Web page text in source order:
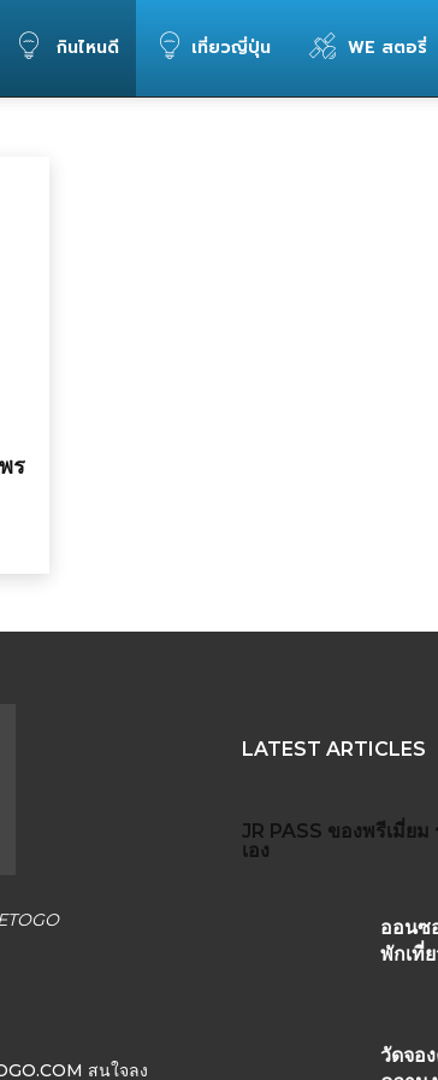
กินไหนดี เที่ยวญี่ปุ่น WE สตอรี่
ร
สนใจลง
LATEST ARTICLES
JR PASS ของพรีเมี่ยม
เอง
ออนซ
พักเที่
วัดจอ